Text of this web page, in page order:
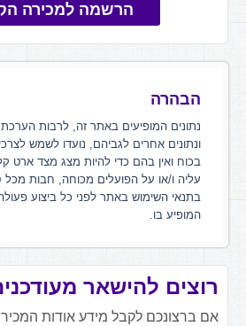
הרשמה למכירה
הבהרה
נתונים המופיעים באתר זה, לרבות הערכת
ונתונים אחרים לגביהם, נועדו לשמש
בכוח ואין בהם כדי להיות מצג מצד ארט
עליה ו/או על הפועלים מכוחה, חבות מכל
בתנאי השימוש באתר לפני כל ביצוע
המופיע בו.
רוצים להישאר
אם ברצונכם לקבל מידע אודות